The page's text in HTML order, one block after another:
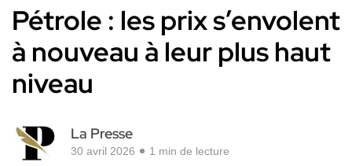
Pétrole : les prix s’envolent
à nouveau à leur plus haut
niveau
La Presse
30 avril 2026 1 min de lecture